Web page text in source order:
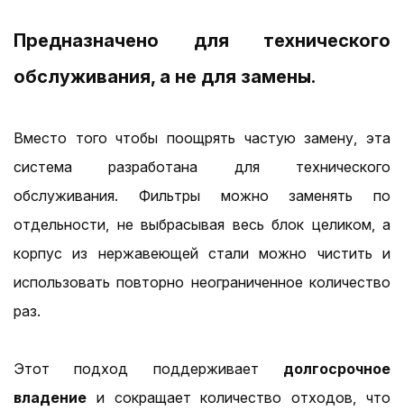
Предназначено для технического
обслуживания, а не для замены.
Вместо того чтобы поощрять частую замену, эта
система разработана для технического
обслуживания. Фильтры можно заменять по
отдельности, не выбрасывая весь блок целиком, а
корпус из нержавеющей стали можно чистить и
использовать повторно неограниченное количество
раз.
Этот подход поддерживает долгосрочное
владение и сокращает количество отходов, что